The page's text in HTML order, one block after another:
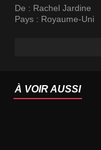
De : Rachel Jardine
Pays : Royaume-Uni
À VOIR AUSSI